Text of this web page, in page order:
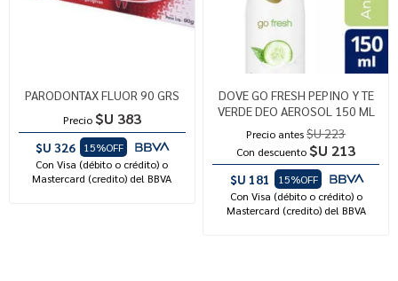
PARODONTAX FLUOR 90 GRS
Precio $U 383
$U 326
15%OFF
Con Visa (débito o crédito) o
Mastercard (credito) del BBVA
DOVE GO FRESH PEPINO Y TE
VERDE DEO AEROSOL 150 ML
Precio antes$U 223
Con descuento $U 213
$U 181
15%OFF
Con Visa (débito o crédito) o
Mastercard (credito) del BBVA